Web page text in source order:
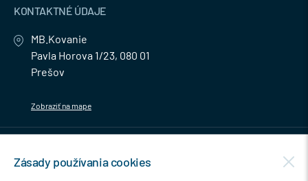
KONTAKTNÉ ÚDAJE
MB.Kovanie
Pavla Horova 1/23, 080 01
Prešov
Zobraziť na mape
Zásady používania cookies